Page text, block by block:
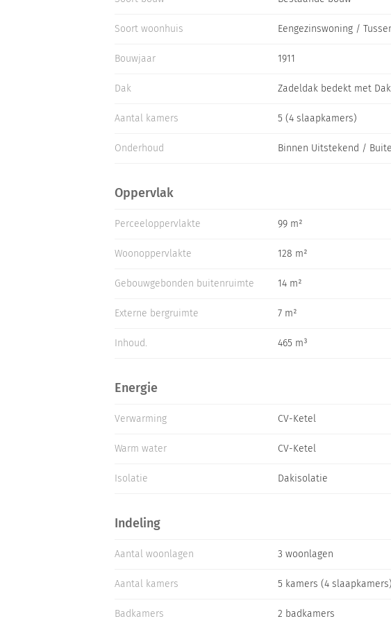
BIJZONDERHEDEN
- Cv-ketel bouwjaar 2015
- Volledig voorzien van dubbel glas, deels houten en deels
- Elektrische installatie vernieuwd in 2025 ( 3 fase, 11
- Woonoppervlakte c.a. 128 M2
Soort woonhuis Eengezinswoning /
Bouwjaar 1911
Dak Zadeldak bedekt met
Aantal kamers 5 (4 slaapkamers)
Onderhoud Binnen Uitstekend /
Oppervlak
Perceeloppervlakte 99 m²
Woonoppervlakte 128 m²
Gebouwgebonden buitenruimte 14 m²
Externe bergruimte 7 m²
Inhoud. 465 m³
Energie
Verwarming CV-Ketel
Warm water CV-Ketel
Isolatie Dakisolatie
Indeling
Aantal woonlagen 3 woonlagen
Aantal kamers 5 kamers (4 slaapkamers)
Badkamers 2 badkamers